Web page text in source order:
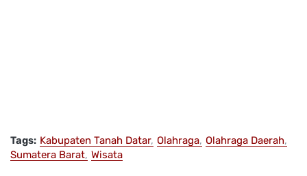
Tags: Kabupaten Tanah Datar Olahraga Olahraga Daerah
Sumatera Barat Wisata